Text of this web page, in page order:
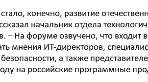
конечно, развитие
начальник отдела
– На форуме озвучено, что входит
мнения ИТ-директоров,
а также
на российские программные